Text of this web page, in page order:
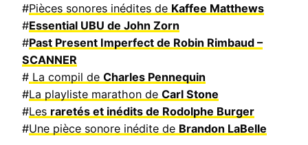
#Pièces sonores inédites de Kaffee Matthews
#Essential UBU de John Zorn
#Past Present Imperfect de Robin Rimbaud –
SCANNER
# La compil de Charles Pennequin
#La playliste marathon de Carl Stone
#Les raretés et inédits de Rodolphe Burger
#Une pièce sonore inédite de Brandon LaBelle